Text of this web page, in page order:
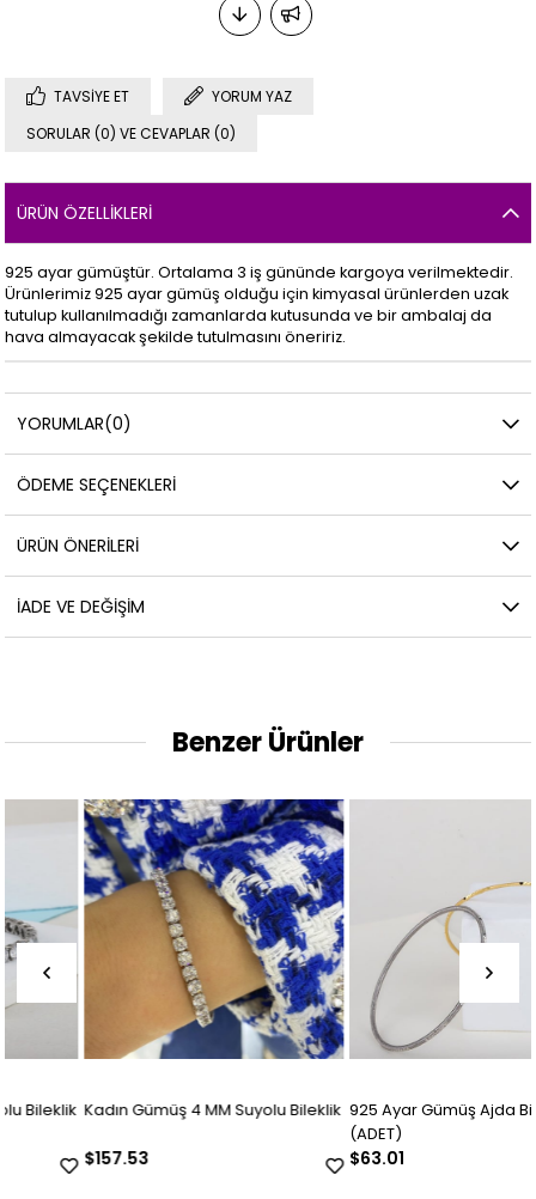
TAVSIYE ET
YORUM YAZ
SORULAR (0) VE CEVAPLAR (0)
ÜRÜN ÖZELLIKLERI
925 ayar gümüştür. Ortalama 3 iş gününde kargoya verilmektedir.
Ürünlerimiz 925 ayar gümüş olduğu için kimyasal ürünlerden uzak
tutulup kullanılmadığı zamanlarda kutusunda ve bir ambalaj da
hava almayacak şekilde tutulmasını öneririz.
YORUMLAR(0)
ÖDEME SEÇENEKLERI
ÜRÜN ÖNERILERI
İADE VE DEĞIŞIM
Benzer Ürünler
Kadın Gümüş 4 MM Suyolu Bileklik
$157.53
925 Ayar Gümüş Ajda Bilezik
$63.01